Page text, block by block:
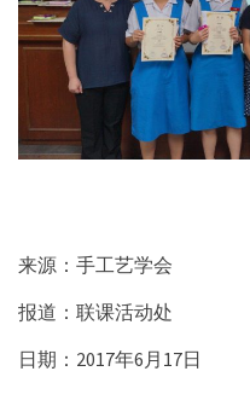
来源：手工艺学会
报道：联课活动处
日期：2017年6月17日